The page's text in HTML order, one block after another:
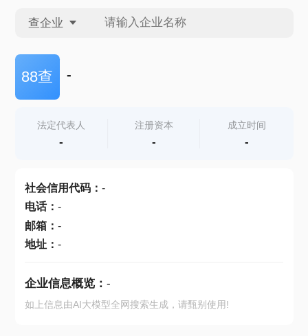
查企业
查企业
查产地
88查 -
法定代表人
-
注册资本
-
成立时间
-
社会信用代码： -
电话： -
邮箱： -
地址： -
企业信息概览： -
如上信息由AI大模型全网搜索生成，请甄别使用!